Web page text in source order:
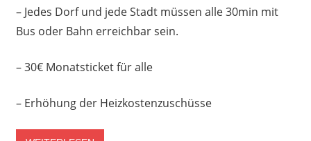
– Jedes Dorf und jede Stadt müssen alle 30min mit
Bus oder Bahn erreichbar sein.
– 30€ Monatsticket für alle
– Erhöhung der Heizkostenzuschüsse